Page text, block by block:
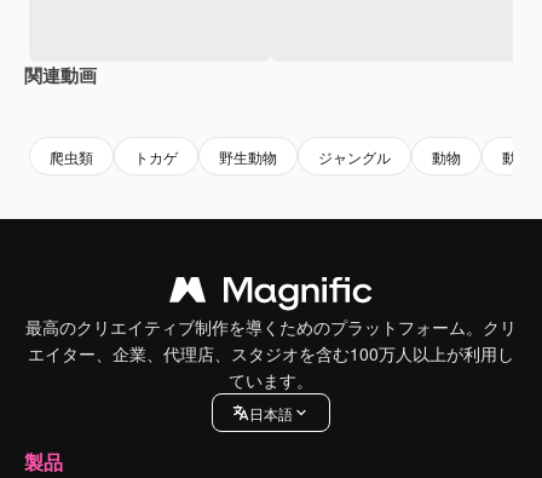
関連動画
爬虫類 トカゲ 野生動物 ジャングル 動物 動物
最高のクリエイティブ制作を導くためのプラットフォーム。クリ
エイター、企業、代理店、スタジオを含む100万人以上が利用し
ています。
日本語
製品